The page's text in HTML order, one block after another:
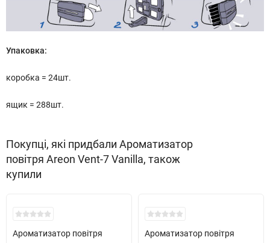
Упаковка:
коробка = 24шт.
ящик = 288шт.
Покупці, які придбали Ароматизатор
повітря Areon Vent-7 Vanilla, також
купили
Ароматизатор повітря
Ароматизатор повітря